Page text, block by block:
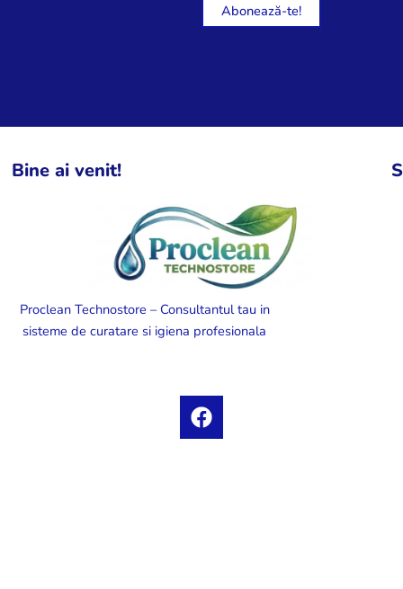
Bine ai venit!
Proclean Technostore – Consultantul tau in
sisteme de curatare si igiena profesionala
F
a
c